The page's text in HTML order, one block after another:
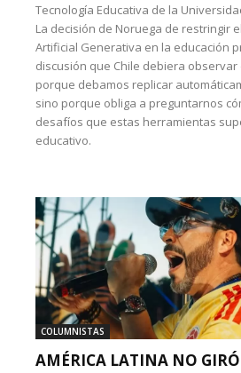
Tecnología Educativa de la
La decisión de Noruega de restringir
Artificial Generativa en la educación
discusión que Chile debiera observar
porque debamos replicar
sino porque obliga a preguntarnos
desafíos que estas herramientas
educativo.
COLUMNISTAS
AMÉRICA LATINA NO